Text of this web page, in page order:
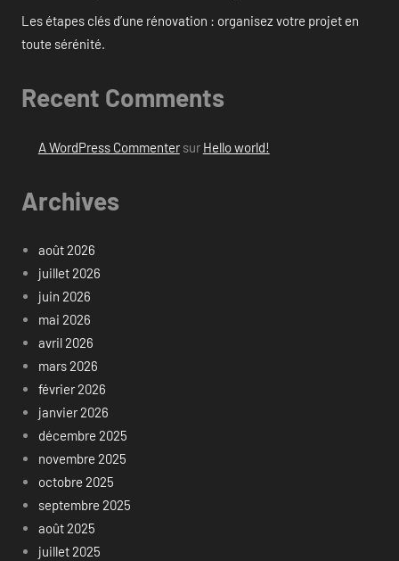
Les étapes clés d’une rénovation : organisez votre projet en
toute sérénité.
Recent Comments
A WordPress Commentersur Hello world!
Archives
août 2026
juillet 2026
juin 2026
mai 2026
avril 2026
mars 2026
février 2026
janvier 2026
décembre 2025
novembre 2025
octobre 2025
septembre 2025
août 2025
juillet 2025